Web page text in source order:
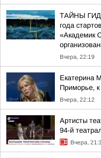
ТАЙНЫ
года
«Академик
Вчера, 22:19
Екатерина
Приморье,
Вчера, 22:12
Артисты
94-й
Вчера,